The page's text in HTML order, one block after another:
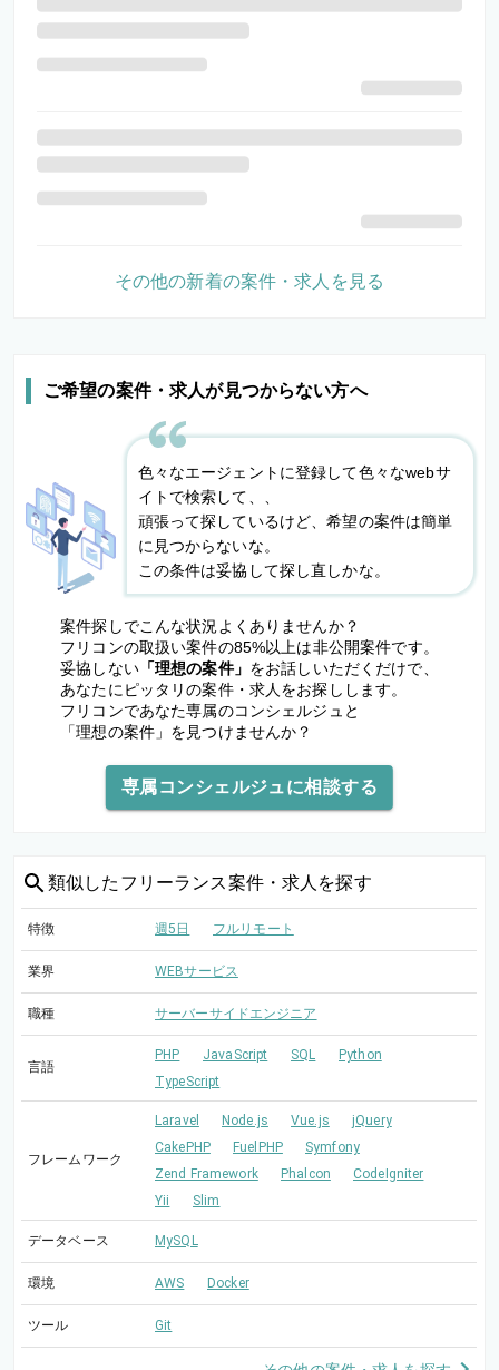
ご希望の案件・求人が見つからない方へ
色々なエージェントに登録して色々なwebサ
イトで検索して、、
頑張って探しているけど、希望の案件は簡単
に見つからないな。
この条件は妥協して探し直しかな。
案件探しでこんな状況よくありませんか？
フリコンの取扱い案件の85%以上は非公開案件です。
妥協しない「理想の案件」 をお話しいただくだけで、
あなたにピッタリの案件・求人をお探しします。
フリコンであなた専属のコンシェルジュと
「理想の案件」を見つけませんか？
専属コンシェルジュに相談する
類似した フリーランス案件・求人を探す
特徴 週5日 フルリモート
業界 WEBサービス
職種 サーバーサイドエンジニア
言語
PHP JavaScript SQL
Python
TypeScript
フレームワーク
Laravel Node.js Vue.js
jQuery
CakePHP
FuelPHP
Symfony
Zend Framework
Phalcon
CodeIgniter
Yii
Slim
データベース MySQL
環境 AWS Docker
ツール Git
その他の新着の案件・求人を見る